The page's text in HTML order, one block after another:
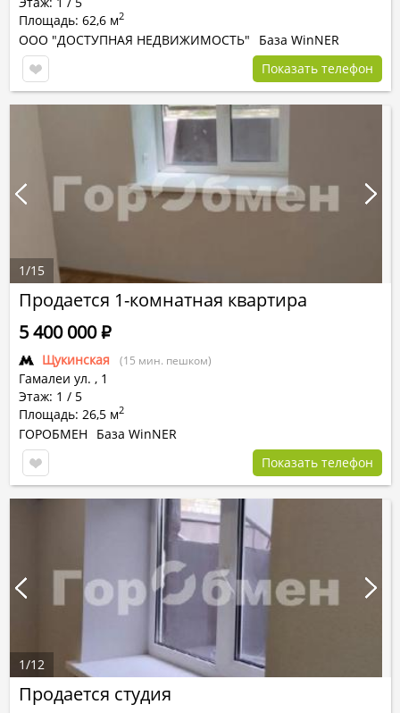
Площадь: 62,6 м2
ООО "ДОСТУПНАЯ НЕДВИЖИМОСТЬ"
База WinNER
Показать телефон
Продается 1-комнатная квартира
Щукинская (15 мин. пешком)
Гамалеи ул. , 1
Этаж: 1 / 5
Площадь: 26,5 м2
5 400 000Р
ГОРОБМЕН
База WinNER
Показать телефон
1/15
Продается студия
1/12